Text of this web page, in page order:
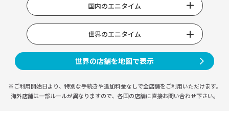
国内のエニタイム
世界のエニタイム
世界の店舗を地図で表示
※ご利用開始日より、特別な手続きや追加料金なしで全店舗をご利用いただけます。
海外店舗は一部ルールが異なりますので、 各国の店舗に直接お問い合わせ下さい。